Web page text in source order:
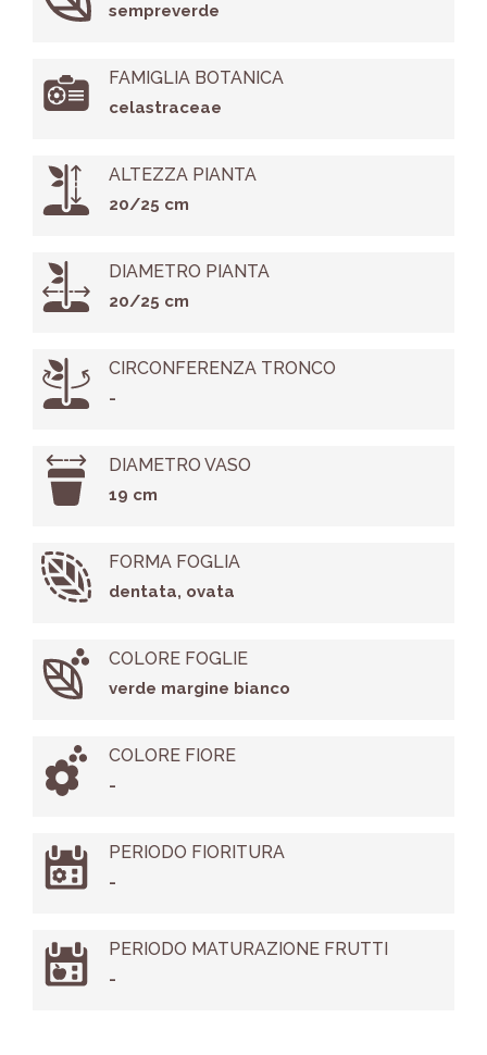
sempreverde
FAMIGLIA BOTANICA
celastraceae
ALTEZZA PIANTA
20/25 cm
DIAMETRO PIANTA
20/25 cm
CIRCONFERENZA TRONCO
-
DIAMETRO VASO
19 cm
FORMA FOGLIA
dentata, ovata
COLORE FOGLIE
verde margine bianco
COLORE FIORE
-
PERIODO FIORITURA
-
PERIODO MATURAZIONE FRUTTI
-